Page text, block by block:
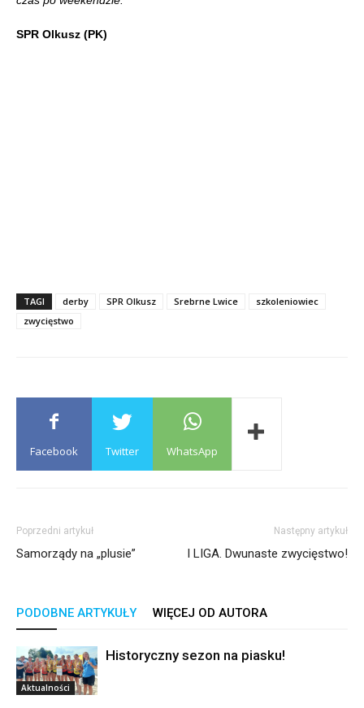
SPR Olkusz (PK)
TAGI derby SPR Olkusz Srebrne Lwice
szkoleniowiec
zwycięstwo
Facebook Twitter WhatsApp
Poprzedni artykuł
Samorządy na „plusie”
Następny artykuł
I LIGA. Dwunaste zwycięstwo!
PODOBNE ARTYKUŁY WIĘCEJ OD AUTORA
Aktualności
Historyczny sezon na piasku!